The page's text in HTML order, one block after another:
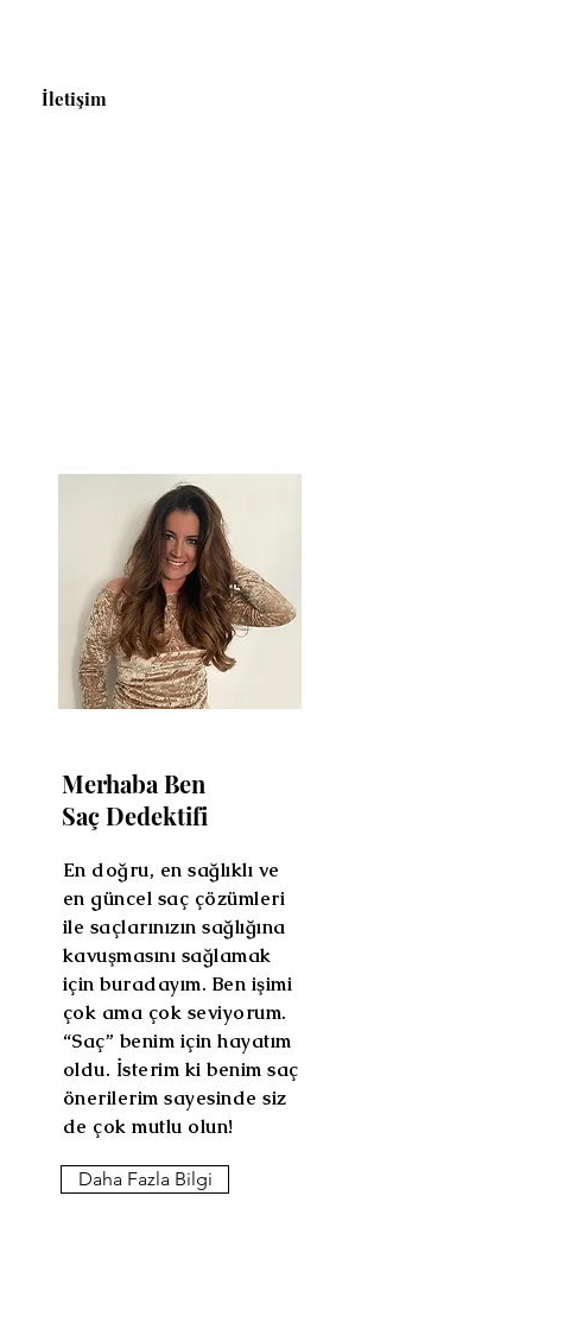
İletişim
Merhaba Ben
Saç Dedektifi
En doğru, en sağlıklı ve
en güncel saç çözümleri
ile saçlarınızın sağlığına
kavuşmasını sağlamak
için buradayım. Ben işimi
çok ama çok seviyorum.
“Saç” benim için hayatım
oldu. İsterim ki benim saç
önerilerim sayesinde siz
de çok mutlu olun!
Daha Fazla Bilgi